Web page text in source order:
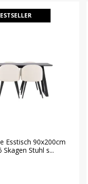
Esstisch 90x200cm
Stuhl s...